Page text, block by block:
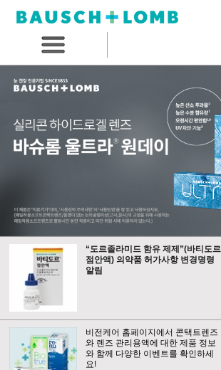
“도르졸라미드 함유 제제”(바티도르
점안액) 의약품 허가사항 변경명령
알림
비전케어 홈페이지에서 콘택트렌즈
와 렌즈 관리용액에 대한 제품 정보
와 함께 다양한 이벤트를 확인하세
요!